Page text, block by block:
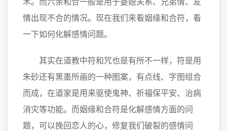
情出现不合的情况。现在我们来看姻缘和合符，看
一下如何化解感情问题。
其实在道教中符和咒也是有所不一样，符是用
朱砂还有黑墨所画的一种图案，有点线、字图组合
而成，在道家是用来驱使鬼神、祈福保平安、治病
消灾等功能。而姻缘和合符是化解感情方面的问
题，可以挽回恋人的心，修复我们破裂的感情问